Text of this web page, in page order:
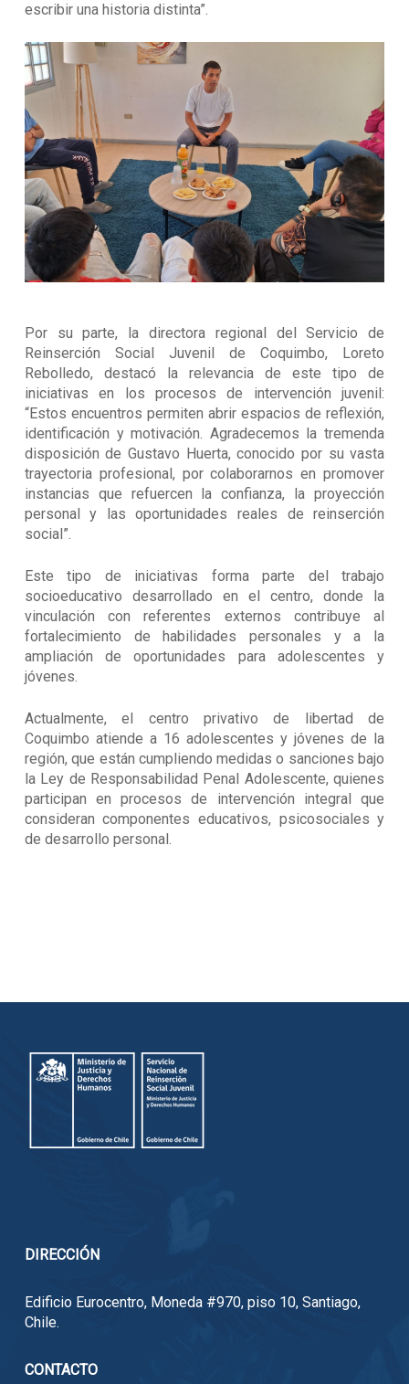
escribir una historia distinta”.
Por su parte, la directora regional del Servicio de
Reinserción Social Juvenil de Coquimbo, Loreto
Rebolledo, destacó la relevancia de este tipo de
iniciativas en los procesos de intervención juvenil:
“Estos encuentros permiten abrir espacios de reflexión,
identificación y motivación. Agradecemos la tremenda
disposición de Gustavo Huerta, conocido por su vasta
trayectoria profesional, por colaborarnos en promover
instancias que refuercen la confianza, la proyección
personal y las oportunidades reales de reinserción
social”.
Este tipo de iniciativas forma parte del trabajo
socioeducativo desarrollado en el centro, donde la
vinculación con referentes externos contribuye al
fortalecimiento de habilidades personales y a la
ampliación de oportunidades para adolescentes y
jóvenes.
Actualmente, el centro privativo de libertad de
Coquimbo atiende a 16 adolescentes y jóvenes de la
región, que están cumpliendo medidas o sanciones bajo
la Ley de Responsabilidad Penal Adolescente, quienes
participan en procesos de intervención integral que
consideran componentes educativos, psicosociales y
de desarrollo personal.
DIRECCIÓN
Edificio Eurocentro, Moneda #970, piso 10, Santiago,
Chile.
CONTACTO